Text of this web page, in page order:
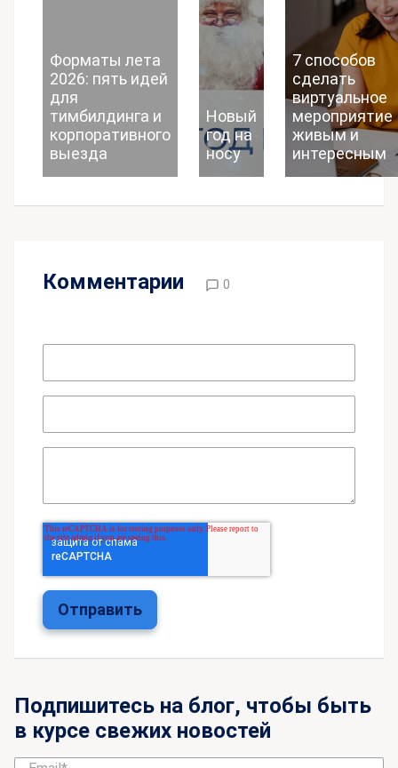
Форматы лета
2026: пять идей
для
тимбилдинга и
корпоративного
выезда
Новый
год на
носу
7 способов
сделать
виртуальное
мероприятие
живым и
интересным
Комментарии 0
Подпишитесь на блог, чтобы быть
в курсе свежих новостей